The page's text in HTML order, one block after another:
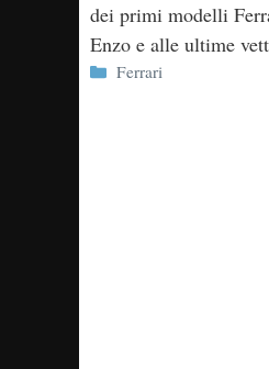
dei primi modelli
Enzo e alle ultime
Categorie
Ferrari